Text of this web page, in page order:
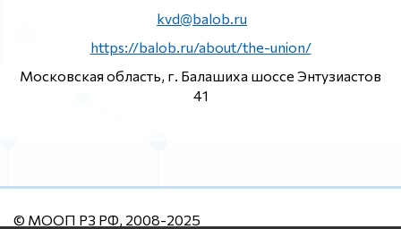
kvd@balob.ru
https://balob.ru/about/the-union/
Московская область, г. Балашиха шоссе Энтузиастов
41
© МООП РЗ РФ, 2008-2025